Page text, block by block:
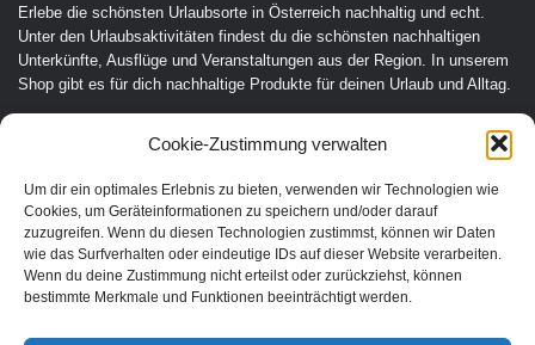
Cookie-Zustimmung verwalten
Um dir ein optimales Erlebnis zu bieten, verwenden wir Technologien wie
Cookies, um Geräteinformationen zu speichern und/oder darauf
zuzugreifen. Wenn du diesen Technologien zustimmst, können wir Daten
wie das Surfverhalten oder eindeutige IDs auf dieser Website verarbeiten.
Wenn du deine Zustimmung nicht erteilst oder zurückziehst, können
bestimmte Merkmale und Funktionen beeinträchtigt werden.
Erlebe die schönsten Urlaubsorte in Österreich nachhaltig und echt.
Unter den Urlaubsaktivitäten findest du die schönsten nachhaltigen
Unterkünfte, Ausflüge und Veranstaltungen aus der Region. In unserem
Shop gibt es für dich nachhaltige Produkte für deinen Urlaub und Alltag.
Unsere Motivation
Nachhaltigkeits-Check für Ihr Hotel
Impressum
Datenschutzerklärung
Nachhaltiger Urlaub in den Bundesländern Österreichs